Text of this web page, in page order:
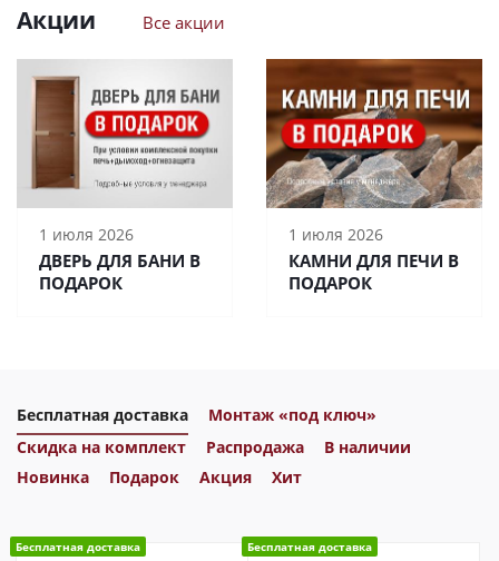
Акции Все акции
1 июля 2026
ДВЕРЬ ДЛЯ БАНИ В
ПОДАРОК
1 июля 2026
КАМНИ ДЛЯ ПЕЧИ В
ПОДАРОК
Бесплатная доставка
Монтаж «под ключ»
Скидка на комплект
Распродажа
В наличии
Новинка
Подарок Акция Хит
Бесплатная доставка Бесплатная доставка